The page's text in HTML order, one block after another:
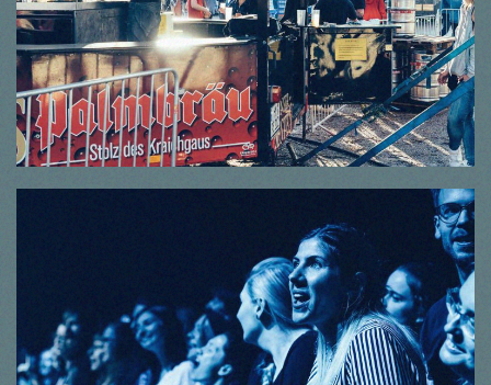
© Thorsten Dirr
© Thorsten Dirr